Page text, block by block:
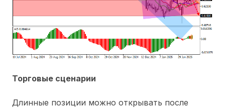
Торговые сценарии
Длинные позиции можно открывать после